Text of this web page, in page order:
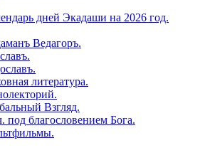
дней Экадаши на 2026 год.
Ведагоръ.
литература.
Взгляд.
под благословением Бога.